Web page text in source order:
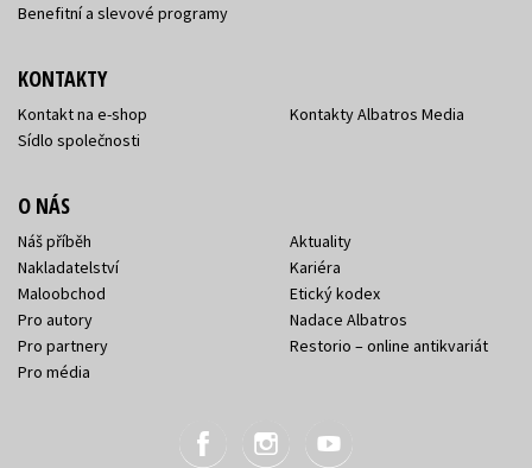
Benefitní a slevové programy
KONTAKTY
Kontakt na e-shop
Sídlo společnosti
Kontakty Albatros Media
O NÁS
Náš příběh
Nakladatelství
Maloobchod
Pro autory
Pro partnery
Pro média
Aktuality
Kariéra
Etický kodex
Nadace Albatros
Restorio – online antikvariát